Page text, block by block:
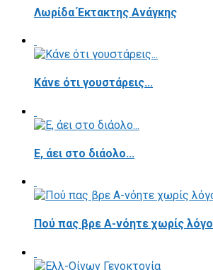
Λωρίδα Έκτακτης Ανάγκης
Κάνε ότι γουστάρεις...
E, άει στο διάολο...
Πού πας βρε Α-νόητε χωρίς λόγο